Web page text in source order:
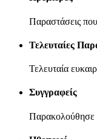
Παραστάσεις
Τελευταίες
Τελευταία
Συγγραφείς
Παρακολούθησε